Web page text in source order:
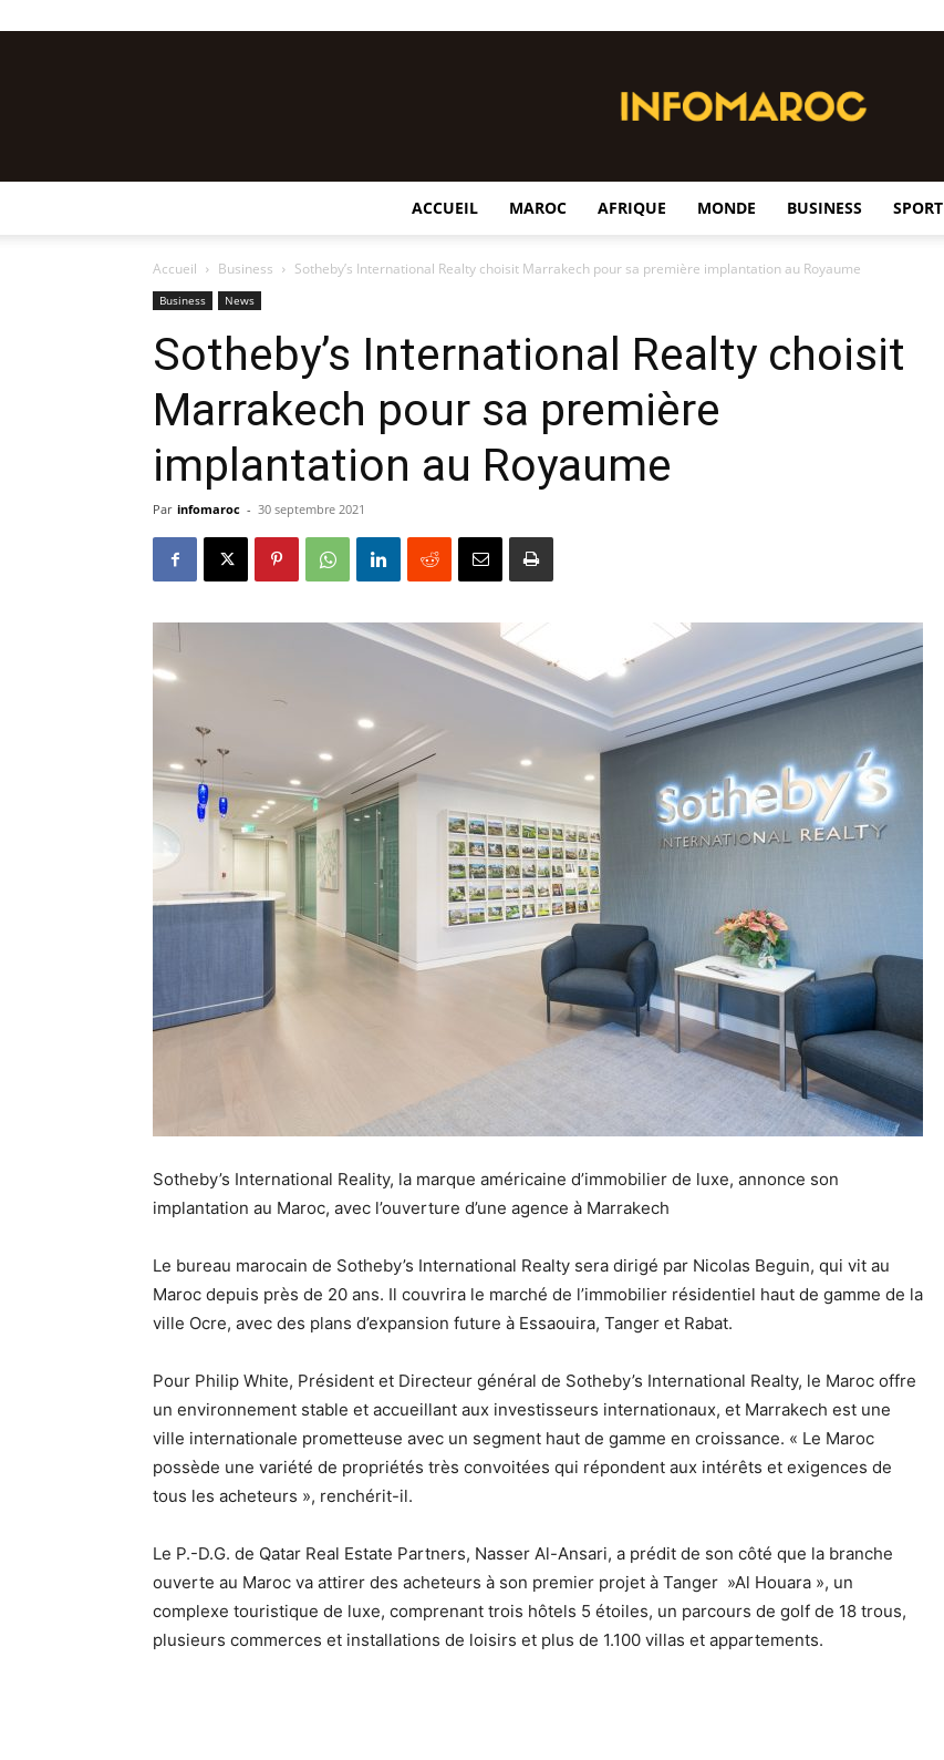
ACCUEIL MAROC AFRIQUE MONDE BUSINESS SPORT
Accueil Business Sotheby’s International Realty choisit Marrakech pour sa première implantation au Royaume
Business News
Sotheby’s International Realty choisit
Marrakech pour sa première
implantation au Royaume
Par infomaroc - 30 septembre 2021
Sotheby’s International Reality, la marque américaine d’immobilier de luxe, annonce son
implantation au Maroc, avec l’ouverture d’une agence à Marrakech
Le bureau marocain de Sotheby’s International Realty sera dirigé par Nicolas Beguin, qui vit au
Maroc depuis près de 20 ans. Il couvrira le marché de l’immobilier résidentiel haut de gamme de la
ville Ocre, avec des plans d’expansion future à Essaouira, Tanger et Rabat.
Pour Philip White, Président et Directeur général de Sotheby’s International Realty, le Maroc offre
un environnement stable et accueillant aux investisseurs internationaux, et Marrakech est une
ville internationale prometteuse avec un segment haut de gamme en croissance. « Le Maroc
possède une variété de propriétés très convoitées qui répondent aux intérêts et exigences de
tous les acheteurs », renchérit-il.
Le P.-D.G. de Qatar Real Estate Partners, Nasser Al-Ansari, a prédit de son côté que la branche
ouverte au Maroc va attirer des acheteurs à son premier projet à Tanger »Al Houara », un
complexe touristique de luxe, comprenant trois hôtels 5 étoiles, un parcours de golf de 18 trous,
plusieurs commerces et installations de loisirs et plus de 1.100 villas et appartements.